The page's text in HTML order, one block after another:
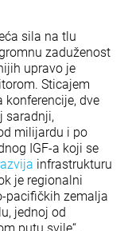
sila na tlu
zaduženost
upravo je
Sticajem
dve
saradnji,
milijardu i po
IGF-a koji se
infrastrukturu
je regionalni
pacifičkih zemalja
jednoj od
putu svile“.